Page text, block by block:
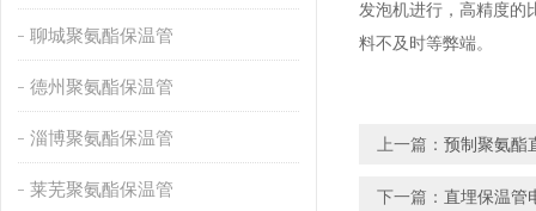
聊城聚氨酯保温管
德州聚氨酯保温管
淄博聚氨酯保温管
莱芜聚氨酯保温管
发泡机进行，高精度的
料不及时等弊端。
上一篇： 预制聚氨酯
下一篇： 直埋保温管